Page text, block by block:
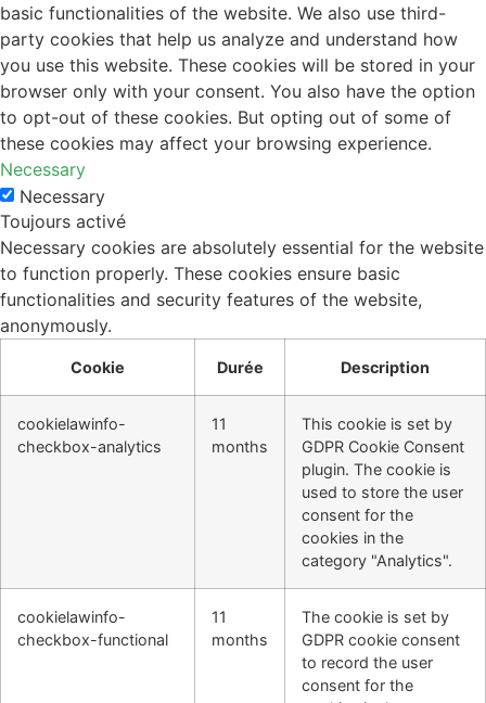
basic functionalities of the website. We also use third-
party cookies that help us analyze and understand how
you use this website. These cookies will be stored in your
browser only with your consent. You also have the option
to opt-out of these cookies. But opting out of some of
these cookies may affect your browsing experience.
Necessary
Necessary
Toujours activé
Necessary cookies are absolutely essential for the website
to function properly. These cookies ensure basic
functionalities and security features of the website,
anonymously.
Cookie Durée Description
cookielawinfo-
checkbox-analytics
11
months
This cookie is set by
GDPR Cookie Consent
plugin. The cookie is
used to store the user
consent for the
cookies in the
category "Analytics".
cookielawinfo-
checkbox-functional
11
months
The cookie is set by
GDPR cookie consent
to record the user
consent for the